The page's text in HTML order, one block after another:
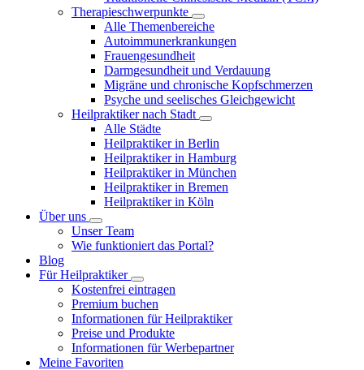
Therapieschwerpunkte
Alle Themenbereiche
Autoimmunerkrankungen
Frauengesundheit
Darmgesundheit und Verdauung
Migräne und chronische Kopfschmerzen
Psyche und seelisches Gleichgewicht
Heilpraktiker nach Stadt
Alle Städte
Heilpraktiker in Berlin
Heilpraktiker in Hamburg
Heilpraktiker in München
Heilpraktiker in Bremen
Heilpraktiker in Köln
Über uns
Unser Team
Wie funktioniert das Portal?
Blog
Für Heilpraktiker
Kostenfrei eintragen
Premium buchen
Informationen für Heilpraktiker
Preise und Produkte
Informationen für Werbepartner
Meine Favoriten